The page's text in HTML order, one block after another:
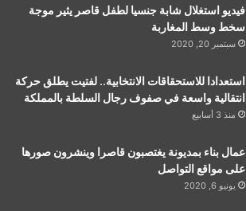
فيديو استغلال شابة جنسيا لطفل قاصر يثير موجة
سخط وسط المغاربة
سبتمبر 20, 2020
استعدادا للاستحقاقات الانتخابية.. لفتيت يطلق حركة
انتقالية واسعة في صفوف رجال السلطة بالمملكة
منذ 3 أسابيع
عمال بناء بمديونة يغتصبون قاصرا وينشرون صورها
على مواقع التواصل
يونيو 6, 2020